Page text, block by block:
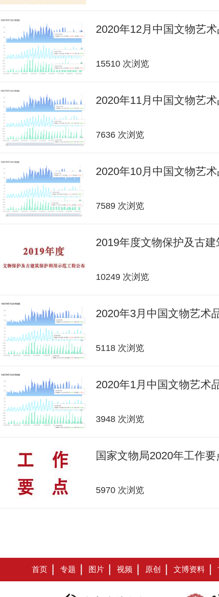
2020年12月中国文物艺
15510 次浏览
2020年11月中国文物艺
7636 次浏览
2020年10月中国文物艺
7589 次浏览
2019年度文物保护及古
10249 次浏览
2020年3月中国文物艺术
5118 次浏览
2020年1月中国文物艺术
3948 次浏览
国家文物局2020年工作要
5970 次浏览
首页 专题 图片 视频 原创 文博资料